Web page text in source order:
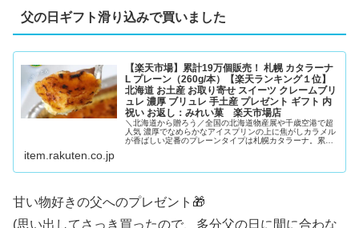
父の日ギフト滑り込みで買いました
【楽天市場】累計19万個販売！ 札幌 カタラーナ
L プレーン（260g/本）【楽天ランキング１位】
北海道 お土産 お取り寄せ スイーツ クレームブリ
ュレ 濃厚 ブリュレ 手土産 プレゼント ギフト 内
祝い お返し：みれい菓 楽天市場店
＼北海道から贈ろう／全国の北海道物産展や千歳空港で超
人気 濃厚でなめらかなアイスプリンの上に焦がしカラメル
が香ばしい定番のプレーンタイプは札幌カタラーナ。累計
item.rakuten.co.jp
甘い物好きの父へのプレゼント🎁
(思い出してさっき買ったので、多分父の日に間に合わな